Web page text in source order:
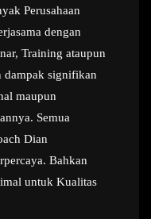
Perusahaan
dengan
Training ataupun
dampak signifikan
maupun
Semua
Dian
Bahkan
untuk Kualitas